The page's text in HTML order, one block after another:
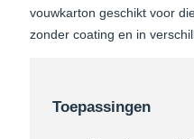
vouwkarton geschikt voor
zonder coating en in
Toepassingen